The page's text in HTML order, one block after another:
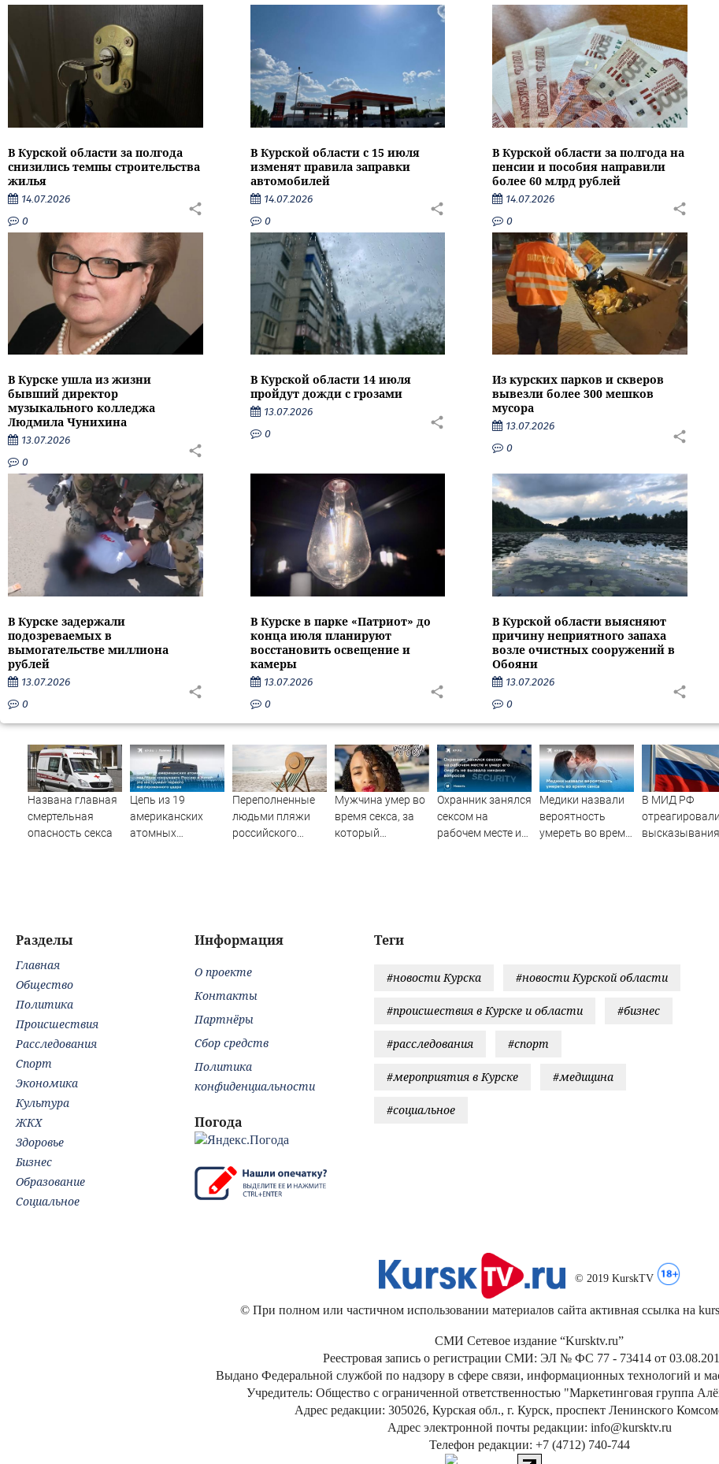
В Курской области за полгода
снизились темпы строительства
жилья
14.07.2026
0
В Курской области с 15 июля
изменят правила заправки
автомобилей
14.07.2026
0
В Курской области за полгода на
пенсии и пособия направили
более 60 млрд рублей
14.07.2026
0
В Курске ушла из жизни
бывший директор
музыкального колледжа
Людмила Чунихина
13.07.2026
0
В Курской области 14 июля
пройдут дожди с грозами
13.07.2026
0
Из курских парков и скверов
вывезли более 300 мешков
мусора
13.07.2026
0
В Курске задержали
подозреваемых в
вымогательстве миллиона
рублей
13.07.2026
0
В Курске в парке «Патриот» до
конца июля планируют
восстановить освещение и
камеры
13.07.2026
0
В Курской области выясняют
причину неприятного запаха
возле очистных сооружений в
Обояни
13.07.2026
0
Названа главная
смертельная
опасность секса
Цепь из 19
американских
атомных
Переполненные
людьми пляжи
российского
Мужчина умер во
время секса, за
который
Охранник занялся
сексом на
рабочем месте и
Медики назвали
вероятность
умереть во время
В МИД РФ
высказывания
Теги
#новости Курска #новости Курской области
#происшествия в Курске и области #бизнес
#расследования #спорт
#мероприятия в Курске #медицина
#социальное
Разделы
Главная
Общество
Политика
Происшествия
Расследования
Спорт
Экономика
Культура
ЖКХ
Здоровье
Бизнес
Образование
Социальное
Информация
О проекте
Контакты
Партнёры
Сбор средств
Политика
конфиденциальности
Погода
© 2019 KurskTV
© При полном или частичном использовании материалов сайта активная ссылка на
СМИ Сетевое издание “Kursktv.ru”
Реестровая запись о регистрации СМИ: ЭЛ № ФС 77 - 73414 от
Выдано Федеральной службой по надзору в сфере связи, информационных технологий и
Учредитель: Общество с ограниченной ответственностью "Маркетинговая группа
Адрес редакции: 305026, Курская обл., г. Курск, проспект Ленинского
Адрес электронной почты редакции: info@kursktv.ru
Телефон редакции: +7 (4712) 740-744